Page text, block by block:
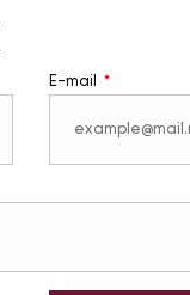
E-mail